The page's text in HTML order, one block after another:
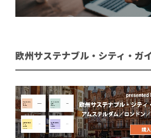
欧州サステナブル・シティ・ガ